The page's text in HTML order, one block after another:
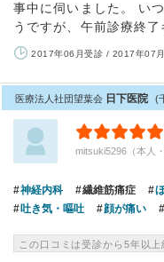
事中に伺いました。 い
うですが、午前診療終了
2017年06月受診 / 2017年07
医療法人社団望葉会 日下医院 (
mitsuki5296（本人
神経内科 繊維筋痛症
吐き気・嘔吐
顔が痛い
この口コミは受診から5年以上